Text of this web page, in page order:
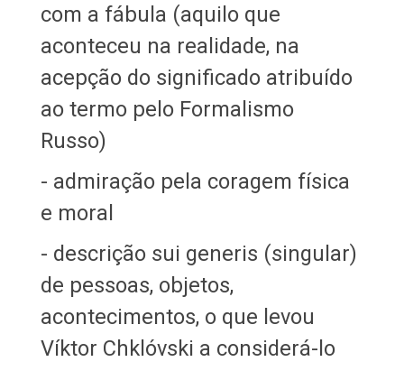
com a fábula (aquilo que
aconteceu na realidade, na
acepção do significado atribuído
ao termo pelo Formalismo
Russo)
- admiração pela coragem física
e moral
- descrição sui generis (singular)
de pessoas, objetos,
acontecimentos, o que levou
Víktor Chklóvski a considerá-lo